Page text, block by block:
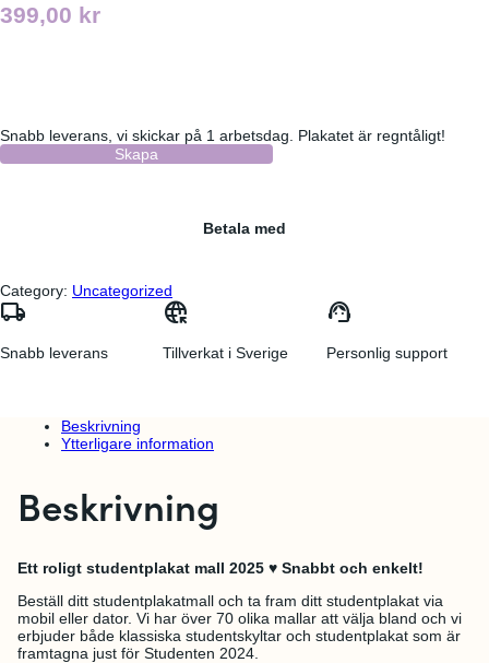
399,00 kr
Snabb leverans, vi skickar på 1 arbetsdag. Plakatet är regntåligt!
Skapa
Betala med
Category: Uncategorized
local_shipping
Snabb leverans
captive_portal
Tillverkat i Sverige
support_agent
Personlig support
Beskrivning
Ytterligare information
Beskrivning
Ett roligt studentplakat mall 2025 ♥ Snabbt och enkelt!
Beställ ditt studentplakatmall och ta fram ditt studentplakat via
mobil eller dator. Vi har över 70 olika mallar att välja bland och vi
erbjuder både klassiska studentskyltar och studentplakat som är
framtagna just för Studenten 2024.